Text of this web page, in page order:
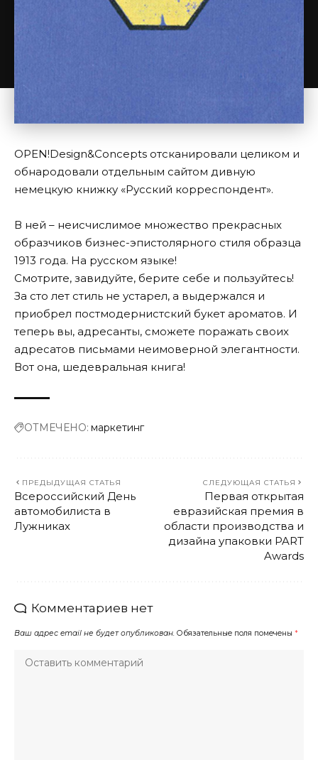
OPEN!Design&Concepts отсканировали целиком и
обнародовали отдельным сайтом дивную
немецкую книжку «Русский корреспондент».
В ней – неисчислимое множество прекрасных
образчиков бизнес-эпистолярного стиля образца
1913 года. На русском языке!
Смотрите, завидуйте, берите себе и пользуйтесь!
За сто лет стиль не устарел, а выдержался и
приобрел постмодернистский букет ароматов. И
теперь вы, адресанты, сможете поражать своих
адресатов письмами неимоверной элегантности.
Вот она, шедевральная книга!
ОТМЕЧЕНО: маркетинг
ПРЕДЫДУЩАЯ СТАТЬЯ
Всероссийский День
автомобилиста в
Лужниках
СЛЕДУЮЩАЯ СТАТЬЯ
Первая открытая
евразийская премия в
области производства и
дизайна упаковки PART
Awards
Комментариев нет
Ваш адрес email не будет опубликован. Обязательные поля помечены *